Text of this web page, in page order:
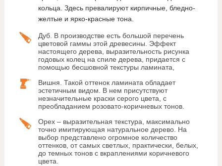
кольца. Здесь превалируют кирпичные, бледно-
желтые и ярко-красные тона.
Дуб. В производстве есть большой перечень
цветовой гаммы этой древесины. Эффект
настоящего дерева, выразительность рисунка
годовых колец на спиле дерева, придается с
помощью бесшовной текстуры ламината,
Вишня. Такой оттенок ламината обладает
эстетичным видом. В нем присутствуют
незначительные краски серого цвета, с
преобладанием розовато-коричневых тонов.
Орех – выразительная текстура, максимально
точно имитирующая натуральное дерево. На
выбор представлено огромное количество
оттенков, от самых светлых, практически, белых,
до темных тонов с вкраплениями коричневого
цвета.